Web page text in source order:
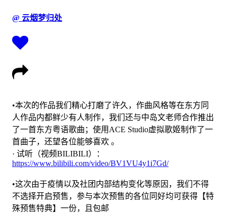
@ 云烟梦归处
•本次的作品我们精心打磨了许久，作曲风格等在东方同
人作品内都鲜少有人制作，我们还与中岛文老师合作推出
了一首东方粤语歌曲；使用ACE Studio虚拟歌姬制作了一
首曲子，还望各位能够喜欢 。
· 试听（视频BILIBILI）：
https://www.bilibili.com/video/BV1VU4y1i7Gd/
•这次由于疫情以及社团内部结构变化等原因，我们不得
不选择开启预售，参与本次预售的各位同好均可获得【特
殊预售特典】一份，且包邮